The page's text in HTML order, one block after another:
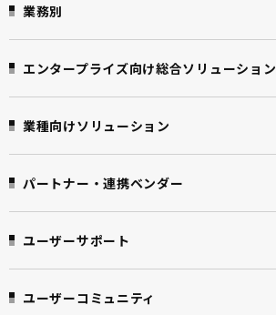
業務別
エンタープライズ向け総合ソリューション
業種向けソリューション
パートナー・連携ベンダー
ユーザーサポート
ユーザーコミュニティ